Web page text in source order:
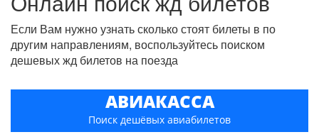
Если Вам нужно узнать сколько стоят билеты в по
другим направлениям, воспользуйтесь поиском
дешевых жд билетов на поезда
АВИАКАССА
Поиск дешёвых авиабилетов